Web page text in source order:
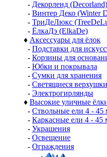
- Декорленд (Decorland)
- Винтер Деко (Winter
- ТриДеЛюкс
- ЁлкаДэ (ElkaDe)
♦ Аксессуары для ёлок
- Подставки для
- Корзины для
- Юбки и покрывала
- Сумки для хранения
- Светящиеся верхушки
- Электрогирлянды
♦ Высокие уличные
- Ствольные ели 4 - 45
- Каркасные ели 4 - 45
- Украшения
- Освещение
- Ограждения